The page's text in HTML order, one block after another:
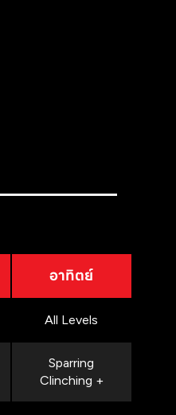
อาทิตย์
All Levels
Sparring
Clinching +